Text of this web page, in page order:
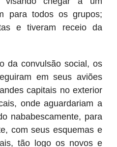
para todos os grupos;
e tiveram receio da
social, os
em seus aviões
capitais no exterior
onde aguardariam a
nababescamente, para
com seus esquemas e
tão logo os novos e